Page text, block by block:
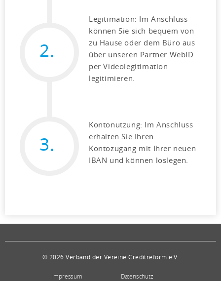
2.
Legitimation: Im Anschluss
können Sie sich bequem von
zu Hause oder dem Büro aus
über unseren Partner WebID
per Videolegitimation
legitimieren.
3.
Kontonutzung: Im Anschluss
erhalten Sie Ihren
Kontozugang mit Ihrer neuen
IBAN und können loslegen.
© 2026 Verband der Vereine Creditreform e.V.
Impressum Datenschutz